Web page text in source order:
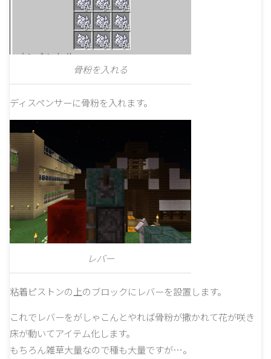
骨粉を入れる
ディスペンサーに骨粉を入れます。
レバー
粘着ピストンの上のブロックにレバーを設置します。
これでレバーをがしゃこんとやれば骨粉が撒かれて花が咲き
床が動いてアイテム化します。
もちろん雑草大量なので種も大量ですが…。